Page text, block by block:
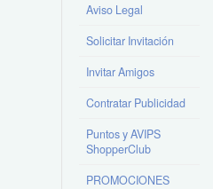
Aviso Legal
Solicitar Invitación
Invitar Amigos
Contratar Publicidad
Puntos y AVIPS
ShopperClub
PROMOCIONES